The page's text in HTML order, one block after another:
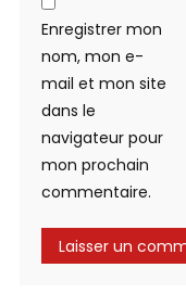
Enregistrer mon
nom, mon e-
mail et mon site
dans le
navigateur pour
mon prochain
commentaire.